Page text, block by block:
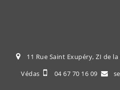
11 Rue Saint Exupéry, ZI de
Védas
04 67 70 16 09